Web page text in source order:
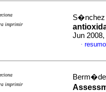
imprimir
S�nchez
Jun
·
imprimir